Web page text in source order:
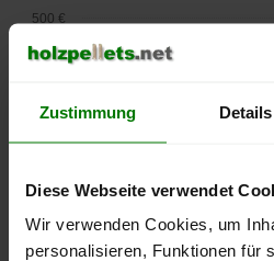
Zustimmung Details
Diese Webseite verwendet
Wir verwenden Cookies, um
personalisieren, Funktionen für
300 €
400 €
500 €